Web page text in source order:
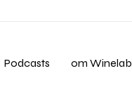
Podcasts om Winelab